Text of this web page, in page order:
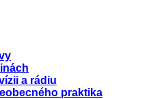
a rádiu
praktika